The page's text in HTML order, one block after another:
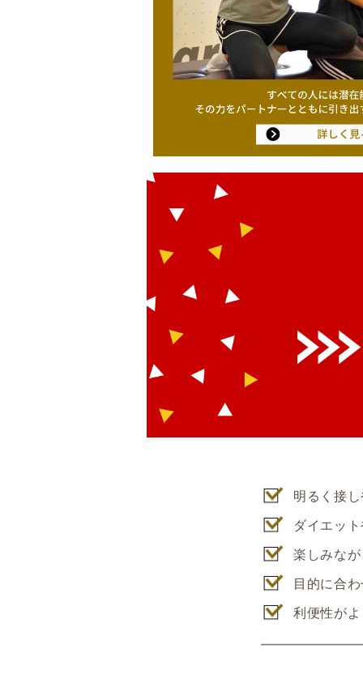
明るく接
ダイエッ
楽しみな
目的に合
利便性が